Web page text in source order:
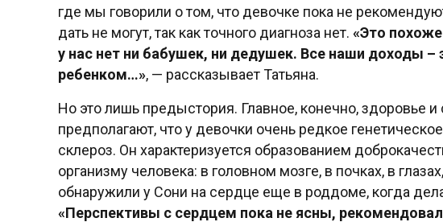
где мы говорили о том, что девочке пока не
дать не могут, так как точного диагноза нет. «Это
у нас нет ни бабушек, ни дедушек. Все наши доходы –
ребенком…», — рассказывает Татьяна.
Но это лишь предыстория. Главное, конечно, здоровье
предполагают, что у девочки очень редкое
склероз. Он характеризуется образованием
организму человека: в головном мозге, в почках, в
обнаружили у Сони на сердце еще в роддоме, когда
«Перспективы с сердцем пока не ясны,